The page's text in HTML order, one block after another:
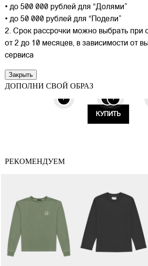
• до 500 000 рублей для “Долями”
• до 50 000 рублей для “Подели”
2. Срок рассрочки можно выбрать при
от 2 до 10 месяцев, в зависимости от
сервиса
Закрыть
ДОПОЛНИ СВОЙ ОБРАЗ
+
+ +
КУПИТЬ
РЕКОМЕНДУЕМ